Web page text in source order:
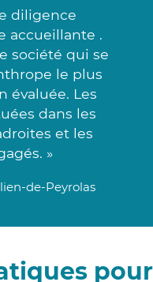
diligence
accueillante .
société qui se
le plus
évaluée. Les
dans les
et les
»
de-Peyrolas
pour